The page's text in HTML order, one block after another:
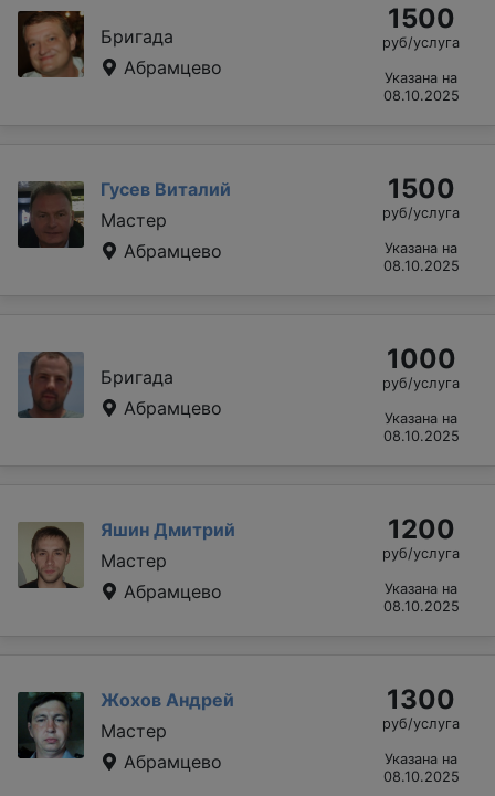
Бригада
Абрамцево
1500
руб/услуга
Указана на
08.10.2025
Гусев Виталий
Мастер
Абрамцево
1500
руб/услуга
Указана на
08.10.2025
Бригада
Абрамцево
1000
руб/услуга
Указана на
08.10.2025
Яшин Дмитрий
Мастер
Абрамцево
1200
руб/услуга
Указана на
08.10.2025
Жохов Андрей
Мастер
Абрамцево
1300
руб/услуга
Указана на
08.10.2025